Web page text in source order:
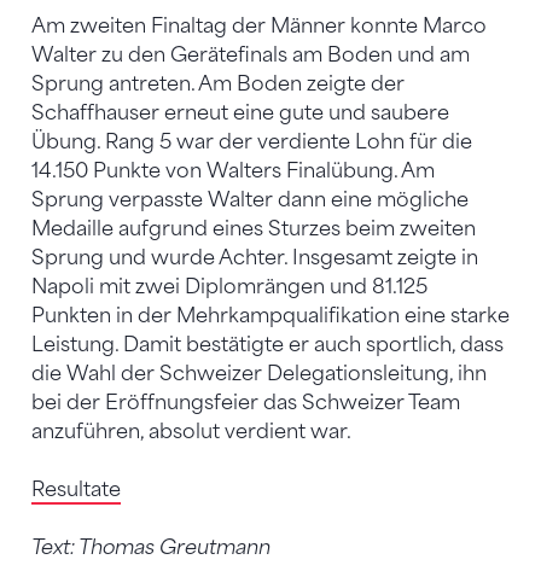
Am zweiten Finaltag der Männer konnte Marco
Walter zu den Gerätefinals am Boden und am
Sprung antreten. Am Boden zeigte der
Schaffhauser erneut eine gute und saubere
Übung. Rang 5 war der verdiente Lohn für die
14.150 Punkte von Walters Finalübung. Am
Sprung verpasste Walter dann eine mögliche
Medaille aufgrund eines Sturzes beim zweiten
Sprung und wurde Achter. Insgesamt zeigte in
Napoli mit zwei Diplomrängen und 81.125
Punkten in der Mehrkampqualifikation eine starke
Leistung. Damit bestätigte er auch sportlich, dass
die Wahl der Schweizer Delegationsleitung, ihn
bei der Eröffnungsfeier das Schweizer Team
anzuführen, absolut verdient war.
Resultate
Text: Thomas Greutmann